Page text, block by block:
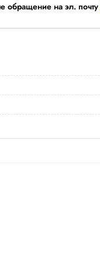
обращение на эл. почту